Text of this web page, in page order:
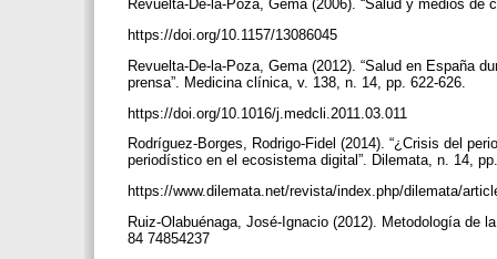
Revuelta-De-la-Poza, Gema (2006). “Salud y medios
https://doi.org/10.1157/13086045
Revuelta-De-la-Poza, Gema (2012). “Salud en España
prensa”. Medicina clínica, v. 138, n. 14, pp. 622-626.
https://doi.org/10.1016/j.medcli.2011.03.011
Rodríguez-Borges, Rodrigo-Fidel (2014). “¿Crisis del
periodístico en el ecosistema digital”. Dilemata, n. 14,
https://www.dilemata.net/revista/index.php/dilemata/
Ruiz-Olabuénaga, José-Ignacio (2012). Metodología de
84 74854237